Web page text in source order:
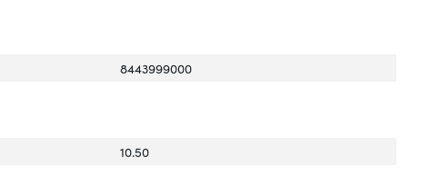
8443999000
10.50